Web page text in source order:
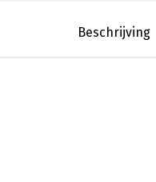
Beschrijving